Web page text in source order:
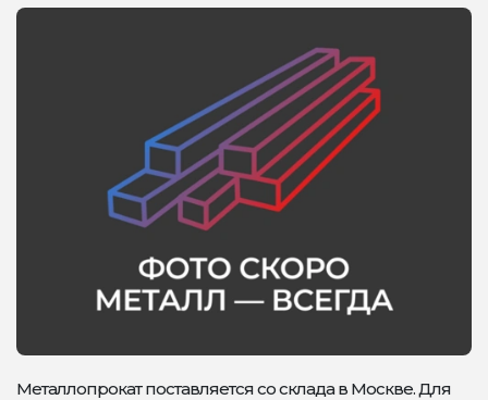
Металлопрокат поставляется со склада в Москве. Для